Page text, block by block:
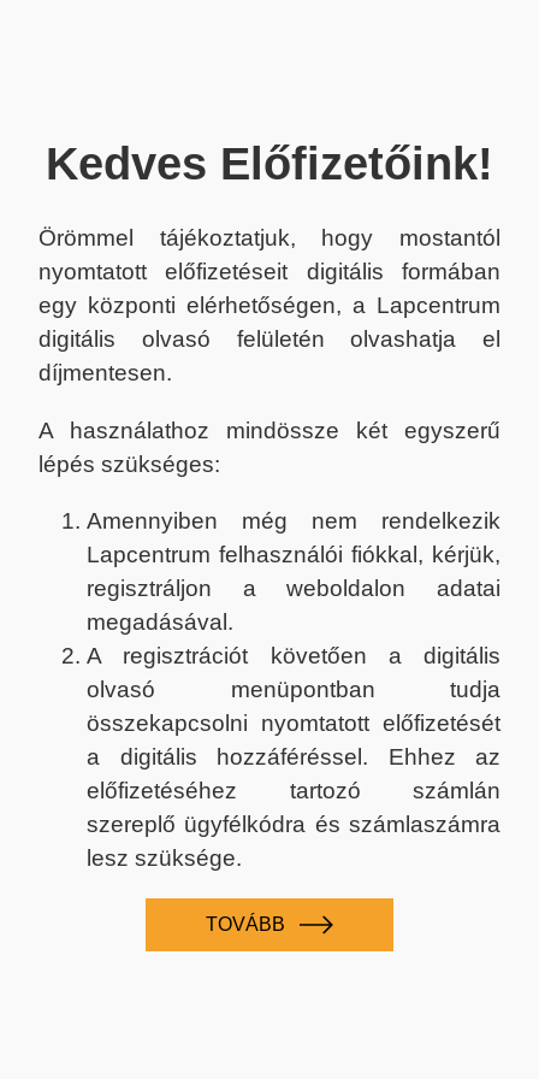
Kedves Előfizetőink!
Örömmel tájékoztatjuk, hogy mostantól
nyomtatott előfizetéseit digitális formában
egy központi elérhetőségen, a Lapcentrum
digitális olvasó felületén olvashatja el
díjmentesen.
A használathoz mindössze két egyszerű
lépés szükséges:
Amennyiben még nem rendelkezik
Lapcentrum felhasználói fiókkal, kérjük,
regisztráljon a weboldalon adatai
megadásával.
A regisztrációt követően a digitális
olvasó menüpontban tudja
összekapcsolni nyomtatott előfizetését
a digitális hozzáféréssel. Ehhez az
előfizetéséhez tartozó számlán
szereplő ügyfélkódra és számlaszámra
lesz szüksége.
TOVÁBB